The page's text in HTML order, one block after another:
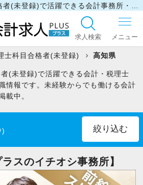
求人検索
ログイン
マイリスト
士科目合格者(未登録) 高知県
(未登録)で活躍できる会計・税理士
情報です。未経験からでも働ける会計
載中。
)
パート・アルバイト(1)
ラスのイチオシ事務所】